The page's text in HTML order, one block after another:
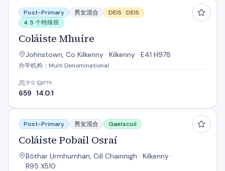
Coláiste Mhuire
Post-Primary 男女混合 DEIS · DEIS
4.5 个特殊班
Coláiste Mhuire
Johnstown, Co Kilkenny · Kilkenny · E41 H978
办学机构：Multi Denominational
学生
659
PTR
14.0:1
Coláiste Pobail Osraí
Post-Primary 男女混合 Gaelscoil
Coláiste Pobail Osraí
Bóthar Urmhumhan, Cill Chainnigh · Kilkenny ·
R95 X510